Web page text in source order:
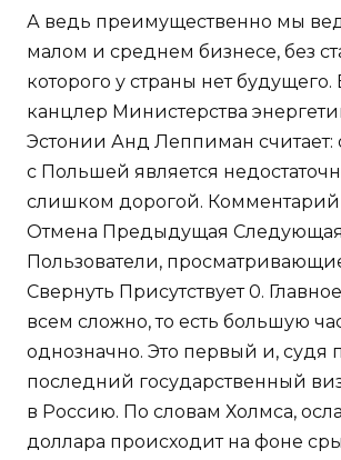
А ведь преимущественно мы
малом и среднем бизнесе, без
которого у страны нет
канцлер Министерства
Эстонии Анд Леппиман считает:
с Польшей является
слишком дорогой. Комментарий
Отмена Предыдущая Следующая
Пользователи,
Свернуть Присутствует 0.
всем сложно, то есть большую
однозначно. Это первый и, судя
последний государственный
в Россию. По словам Холмса,
доллара происходит на фоне